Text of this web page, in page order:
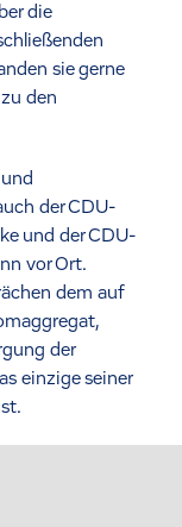
die
sie gerne
den
der CDU-
und der CDU-
vor Ort.
dem auf
der
einzige seiner